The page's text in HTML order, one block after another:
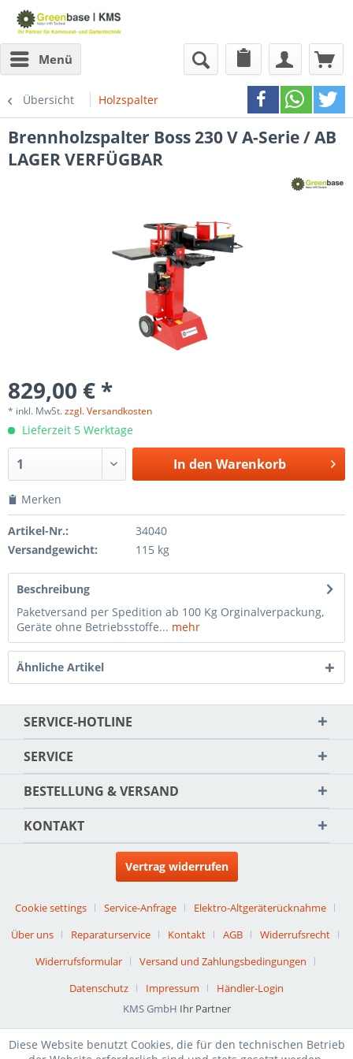
Menü
Übersicht Holzspalter
Brennholzspalter Boss 230 V A-Serie / AB
LAGER VERFÜGBAR
829,00 € *
* inkl. MwSt.zzgl. Versandkosten
Lieferzeit 5 Werktage
In den Warenkorb
Merken
Artikel-Nr.:
34040
Versandgewicht:
115 kg
Beschreibung
Paketversand per Spedition ab 100 Kg Orginalverpackung,
Geräte ohne Betriebsstoffe... mehr
Ähnliche Artikel
SERVICE-HOTLINE
SERVICE
BESTELLUNG & VERSAND
KONTAKT
Vertrag widerrufen
Cookie settings Service-Anfrage
Elektro-Altgeräterücknahme
Über uns
Reparaturservice Kontakt AGB
Widerrufsrecht
Widerrufsformular
Versand und Zahlungsbedingungen
Datenschutz
Impressum
Händler-Login
KMS GmbH Ihr Partner
Diese Website benutzt Cookies, die für den technischen Betrieb